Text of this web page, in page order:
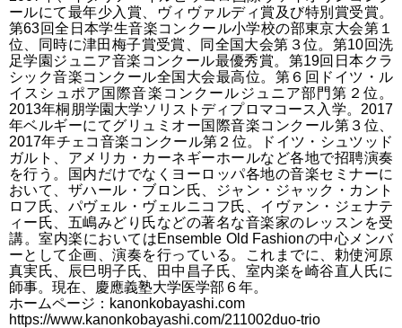
ールにて最年少入賞、ヴィヴァルディ賞及び特別賞受賞。
第63回全日本学生音楽コンクール小学校の部東京大会第１
位、同時に津田梅子賞受賞、同全国大会第３位。第10回洗
足学園ジュニア音楽コンクール最優秀賞。第19回日本クラ
シック音楽コンクール全国大会最高位。第６回ドイツ・ル
イスシュポア国際音楽コンクールジュニア部門第２位。
2013年桐朋学園大学ソリストディプロマコース入学。2017
年ベルギーにてグリュミオー国際音楽コンクール第３位、
2017年チェコ音楽コンクール第２位。ドイツ・シュツッド
ガルト、アメリカ・カーネギーホールなど各地で招聘演奏
を行う。国内だけでなくヨーロッパ各地の音楽セミナーに
おいて、ザハール・ブロン氏、ジャン・ジャック・カント
ロフ氏、パヴェル・ヴェルニコフ氏、イヴァン・ジェナテ
ィー氏、五嶋みどり氏などの著名な音楽家のレッスンを受
講。室内楽においてはEnsemble Old Fashionの中心メンバ
ーとして企画、演奏を行っている。これまでに、勅使河原
真実氏、辰巳明子氏、田中昌子氏、室内楽を崎谷直人氏に
師事。現在、慶應義塾大学医学部６年。
ホームページ：kanonkobayashi.com
https://www.kanonkobayashi.com/211002duo-trio